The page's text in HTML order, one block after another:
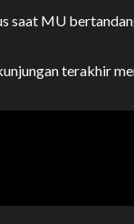
saat MU
terakhir